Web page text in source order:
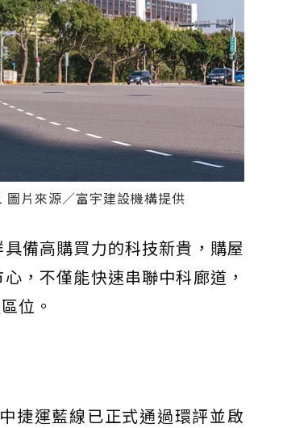
片來源／富宇建設機構提供
備高購買力的科技新貴，購屋
，不僅能快速串聯中科廊道，
位。
捷運藍線已正式通過環評並啟